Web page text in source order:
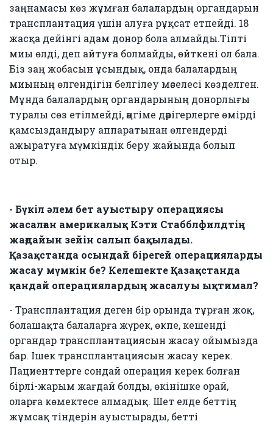
заңнамасы көз жұмған балалардың органдарын
трансплантация үшін алуға рұқсат етпейді. 18
жасқа дейінгі адам донор бола алмайды.Тіпті
миы өлді, деп айтуға болмайды, өйткені ол бала.
Біз заң жобасын ұсындық, онда балалардың
миының өлгендігін белгілеу мәселесі көзделген.
Мұнда балалардың органдарының донорлығы
туралы сөз етілмейді, әңгіме дәрігерлерге өмірді
қамсыздандыру аппаратынан өлгендерді
ажыратуға мүмкіндік беру жайында болып
отыр.
- Бүкіл әлем бет ауыстыру операциясы
жасалған америкалық Кэти Стабблфилдтің
жағдайын зейін салып бақылады.
Қазақстанда осындай бірегей операцияларды
жасау мүмкін бе? Келешекте Қазақстанда
қандай операциялардың жасалуы ықтимал?
- Трансплантация деген бір орында тұрған жоқ,
болашақта балаларға жүрек, өкпе, кешенді
органдар трансплантациясын жасау ойымызда
бар. Ішек трансплантациясын жасау керек.
Пациенттерге сондай операция керек болған
бірлі-жарым жағдай болды, өкінішке орай,
оларға көмектесе алмадық. Шет елде беттің
жұмсақ тіндерін ауыстырады, бетті